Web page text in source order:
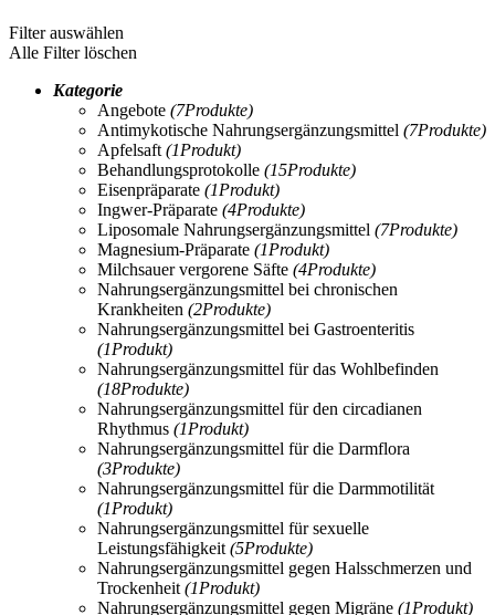
Filter auswählen
Alle Filter löschen
Kategorie
Angebote (7Produkte)
Antimykotische Nahrungsergänzungsmittel (7Produkte)
Apfelsaft (1Produkt)
Behandlungsprotokolle (15Produkte)
Eisenpräparate (1Produkt)
Ingwer-Präparate (4Produkte)
Liposomale Nahrungsergänzungsmittel (7Produkte)
Magnesium-Präparate (1Produkt)
Milchsauer vergorene Säfte (4Produkte)
Nahrungsergänzungsmittel bei chronischen
Krankheiten (2Produkte)
Nahrungsergänzungsmittel bei Gastroenteritis
(1Produkt)
Nahrungsergänzungsmittel für das Wohlbefinden
(18Produkte)
Nahrungsergänzungsmittel für den circadianen
Rhythmus (1Produkt)
Nahrungsergänzungsmittel für die Darmflora
(3Produkte)
Nahrungsergänzungsmittel für die Darmmotilität
(1Produkt)
Nahrungsergänzungsmittel für sexuelle
Leistungsfähigkeit (5Produkte)
Nahrungsergänzungsmittel gegen Halsschmerzen und
Trockenheit (1Produkt)
Nahrungsergänzungsmittel gegen Migräne (1Produkt)